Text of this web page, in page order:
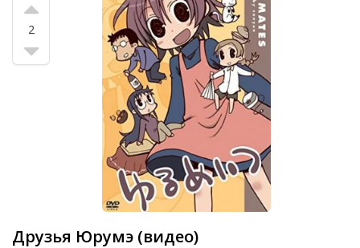
2
Друзья Юрумэ (видео)